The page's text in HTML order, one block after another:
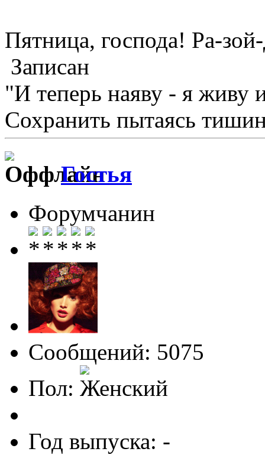
Пятница, господа! Ра-
Записан
"И теперь наяву - я живу
Сохранить пытаясь
Гостья
Форумчанин
Сообщений: 5075
Пол:
Год выпуска: -